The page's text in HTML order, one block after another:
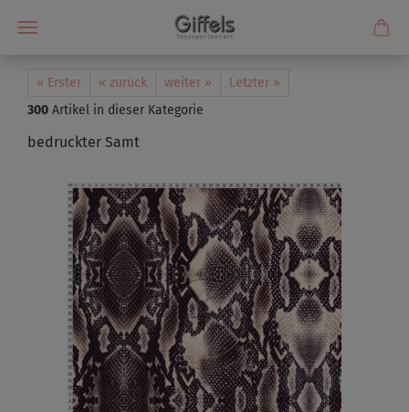
« Erster « zurück weiter »
Letzter »
300 Artikel in dieser Kategorie
bedruckter Samt